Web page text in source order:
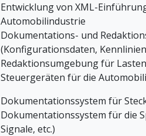
Entwicklung von XML-
Automobilindustrie
Dokumentations- und
(Konfigurationsdaten,
Redaktionsumgebung für
Steuergeräten für die
Dokumentationssystem für
Dokumentationssystem für die
Signale, etc.)